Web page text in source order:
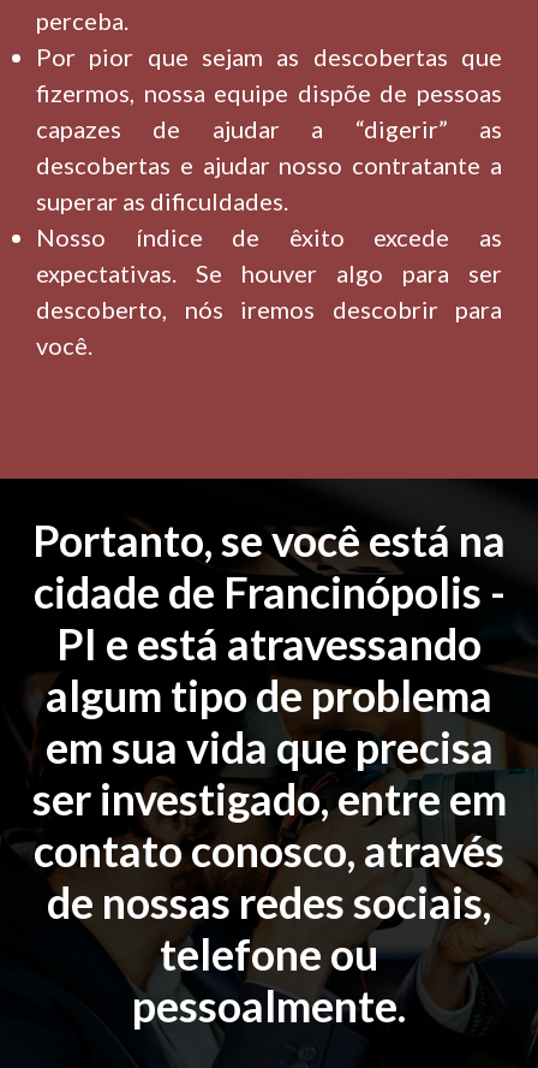
perceba.
Por pior que sejam as descobertas que
fizermos, nossa equipe dispõe de pessoas
capazes de ajudar a “digerir” as
descobertas e ajudar nosso contratante a
superar as dificuldades.
Nosso índice de êxito excede as
expectativas. Se houver algo para ser
descoberto, nós iremos descobrir para
você.
Portanto, se você está na
cidade de Francinópolis -
PI e está atravessando
algum tipo de problema
em sua vida que precisa
ser investigado, entre em
contato conosco, através
de nossas redes sociais,
telefone ou
pessoalmente.